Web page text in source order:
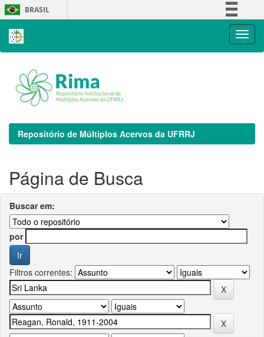
Skip
navigation
BRASIL
Repositório de Múltiplos Acervos da UFRRJ
Página de Busca
Buscar em:
por
Filtros correntes: